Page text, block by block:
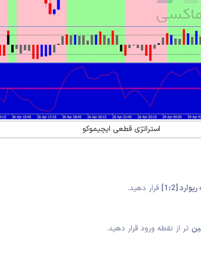
استراتژی قطعی ایچیموکو
[1:2] قرار دهید.
تر از نقطه ورود قرار دهید.